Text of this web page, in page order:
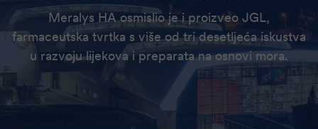
Meralys HA osmislio je i proizveo JGL,
farmaceutska tvrtka s više od tri desetljeća iskustva
u razvoju lijekova i preparata na osnovi mora.